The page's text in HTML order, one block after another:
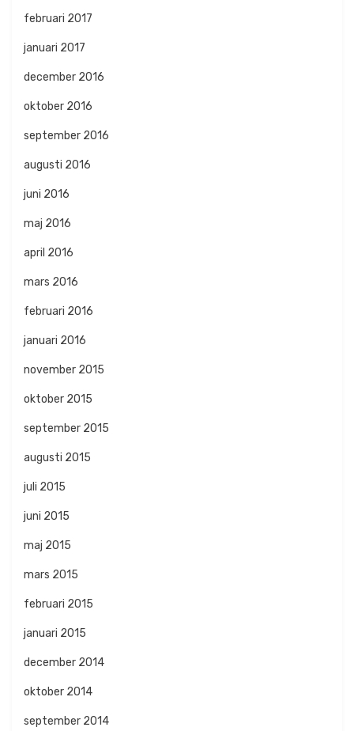
februari 2017
januari 2017
december 2016
oktober 2016
september 2016
augusti 2016
juni 2016
maj 2016
april 2016
mars 2016
februari 2016
januari 2016
november 2015
oktober 2015
september 2015
augusti 2015
juli 2015
juni 2015
maj 2015
mars 2015
februari 2015
januari 2015
december 2014
oktober 2014
september 2014